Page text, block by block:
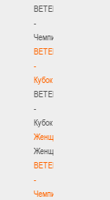
BETERA
-
Чемпионат
BETERA
-
Кубок
BETERA
-
Кубок
Женщины
Женщины
BETERA
-
Чемпионат